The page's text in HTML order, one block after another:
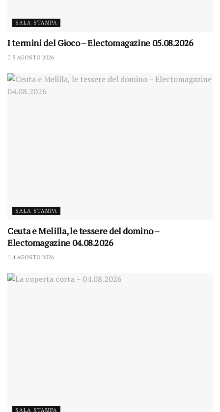
SALA STAMPA
I termini del Gioco – Electomagazine 05.08.2026
5 AGOSTO 2026
SALA STAMPA
Ceuta e Melilla, le tessere del domino –
Electomagazine 04.08.2026
4 AGOSTO 2026
SALA STAMPA